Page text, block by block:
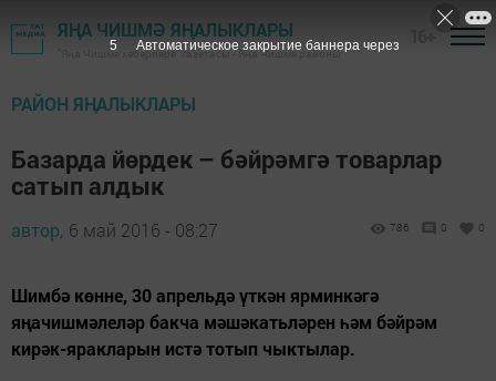
ЯҢА ЧИШМӘ ЯҢАЛЫКЛАРЫ
"Яңа Чишмә хәбәрләре" газетасы - Яңа Чишмә районы
РАЙОН ЯҢАЛЫКЛАРЫ
Базарда йөрдек – бәйрәмгә товарлар
сатып алдык
автор, 6 май 2016 - 08:27 786 0 0
Шимбә көнне, 30 апрельдә үткән ярминкәгә
яңачишмәлеләр бакча мәшәкатьләрен һәм бәйрәм
кирәк-яракларын истә тотып чыктылар.
4 Автоматическое закрытие баннера через